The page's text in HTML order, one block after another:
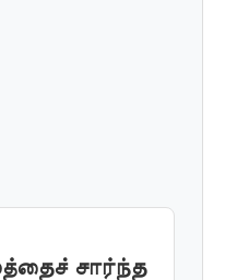
சார்ந்த